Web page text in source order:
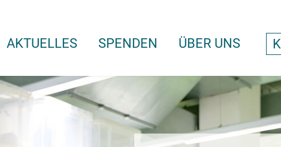
AKTUELLES SPENDEN ÜBER UNS